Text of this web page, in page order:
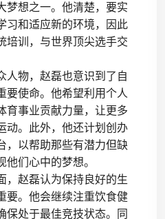
梦想之一。他清楚，要实
习和适应新的环境，因此
培训，与世界顶尖选手交
人物，赵磊也意识到了自
要使命。他希望利用个人
育事业贡献力量，让更多
动。此外，他还计划创办
，以帮助那些有潜力但缺
们心中的梦想。
，赵磊认为保持良好的生
要。他会继续注重饮食健
保处于最佳竞技状态。同